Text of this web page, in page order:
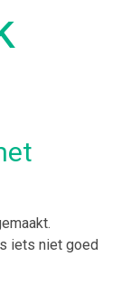
iets niet goed